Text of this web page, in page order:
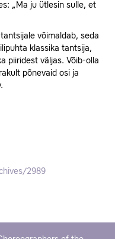
„Ma ju ütlesin sulle, et
võimaldab, seda
klassika tantsija,
piiridest väljas. Võib-olla
põnevaid osi ja
2989